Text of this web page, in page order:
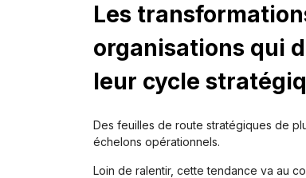
Les
organisations qui
leur cycle
Des feuilles de route stratégiques de
échelons opérationnels. ​
Loin de ralentir, cette tendance va au